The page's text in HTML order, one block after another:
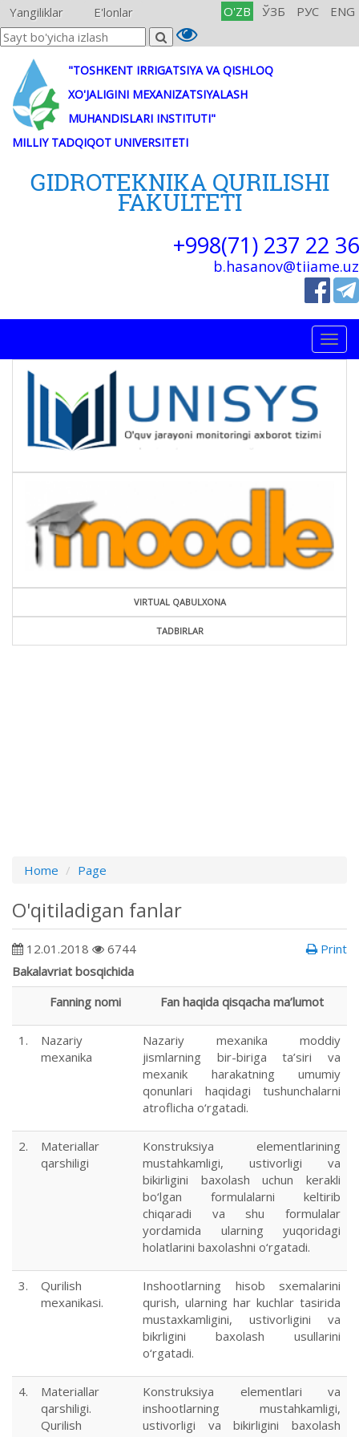
Yangiliklar E'lonlar O'ZB ЎЗБ РУС ENG
"TOSHKENT IRRIGATSIYA VA QISHLOQ
XO'JALIGINI MEXANIZATSIYALASH
MUHANDISLARI INSTITUTI"
MILLIY TADQIQOT UNIVERSITETI
GIDROTEKNIKA QURILISHI
FAKULTETI
+998(71) 237 22 36
b.hasanov@tiiame.uz
VIRTUAL QABULXONA
TADBIRLAR
Home Page
O'qitiladigan fanlar
12.01.2018 6744
Print
Bakalavriat bosqichida
Fanning nomi
Fan haqida qisqacha ma’lumot
1.
Nazariy
mexanika
Nazariy mexanika moddiy
jismlarning bir-biriga ta’siri va
mexanik harakatning umumiy
qonunlari haqidagi tushunchalarni
atroflicha o‘rgatadi.
2.
Materiallar
qarshiligi
Konstruksiya elementlarining
mustahkamligi, ustivorligi va
bikirligini baxolash uchun kerakli
bo‘lgan formulalarni keltirib
chiqaradi va shu formulalar
yordamida ularning yuqoridagi
holatlarini baxolashni o‘rgatadi.
3.
Qurilish
mexanikasi.
Inshootlarning hisob sxemalarini
qurish, ularning har kuchlar tasirida
mustaxkamligini, ustivorligini va
bikrligini baxolash usullarini
o‘rgatadi.
4.
Materiallar
qarshiligi.
Qurilish
Konstruksiya elementlari va
inshootlarning mustahkamligi,
ustivorligi va bikirligini baxolash